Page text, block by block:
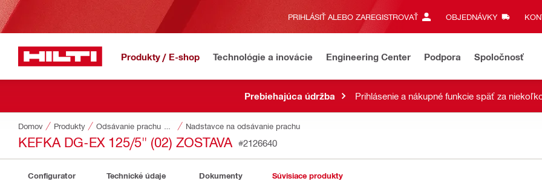
PRIHLÁSIŤ ALEBO ZAREGISTROVAŤ OBJEDNÁVKY
Produkty / E-shop Technológie a inovácie Engineering Center Podpora Spoločnosť
Prebiehajúca údržba Prihlásenie a nákupné funkcie späť za
Domov Produkty Nadstavce na odsávanie prachu
KEFKA DG-EX 125/5" (02) ZOSTAVA #2126640
Configurator Technické údaje Dokumenty Súvisiace produkty